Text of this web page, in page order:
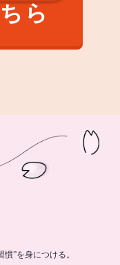
ら
”を身につける。